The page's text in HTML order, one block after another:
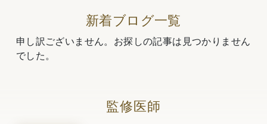
新着ブログ一覧
申し訳ございません。お探しの記事は見つかりません
でした。
監修医師